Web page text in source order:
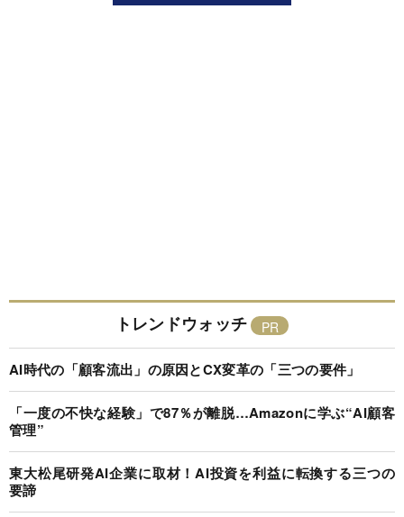
トレンドウォッチ
AI時代の「顧客流出」の原因とCX変革の「三つの要件」
「一度の不快な経験」で87％が離脱…Amazonに学ぶ“AI顧客
管理”
東大松尾研発AI企業に取材！AI投資を利益に転換する三つの
要諦